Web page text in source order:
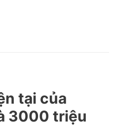
tại của
3000 triệu